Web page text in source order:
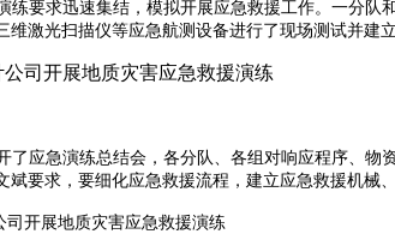
练要求迅速集结，模拟开展应急救援工作。一分队
维激光扫描仪等应急航测设备进行了现场测试并建
了应急演练总结会，各分队、各组对响应程序、
斌要求，要细化应急救援流程，建立应急救援机械